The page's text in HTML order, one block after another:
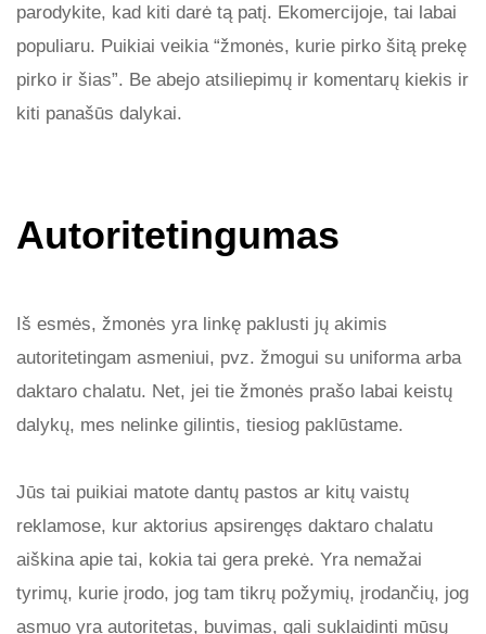
parodykite, kad kiti darė tą patį. Ekomercijoje, tai labai
populiaru. Puikiai veikia “žmonės, kurie pirko šitą prekę
pirko ir šias”. Be abejo atsiliepimų ir komentarų kiekis ir
kiti panašūs dalykai.
Autoritetingumas
Iš esmės, žmonės yra linkę paklusti jų akimis
autoritetingam asmeniui, pvz. žmogui su uniforma arba
daktaro chalatu. Net, jei tie žmonės prašo labai keistų
dalykų, mes nelinke gilintis, tiesiog paklūstame.
Jūs tai puikiai matote dantų pastos ar kitų vaistų
reklamose, kur aktorius apsirengęs daktaro chalatu
aiškina apie tai, kokia tai gera prekė. Yra nemažai
tyrimų, kurie įrodo, jog tam tikrų požymių, įrodančių, jog
asmuo yra autoritetas, buvimas, gali suklaidinti mūsų